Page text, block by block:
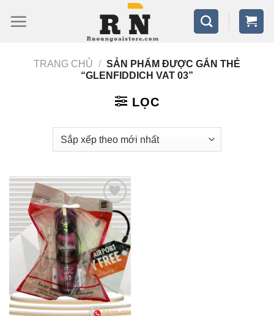
qua
TRANG CHỦ / SẢN PHẨM ĐƯỢC GẮN THẺ
“GLENFIDDICH VAT 03”
LỌC